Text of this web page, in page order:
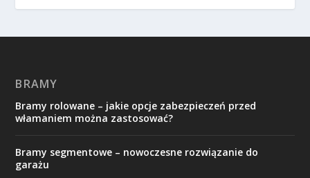
BRAMY
Bramy rolowane – jakie opcje zabezpieczeń przed
włamaniem można zastosować?
Bramy segmentowe – nowoczesne rozwiązanie do
garażu